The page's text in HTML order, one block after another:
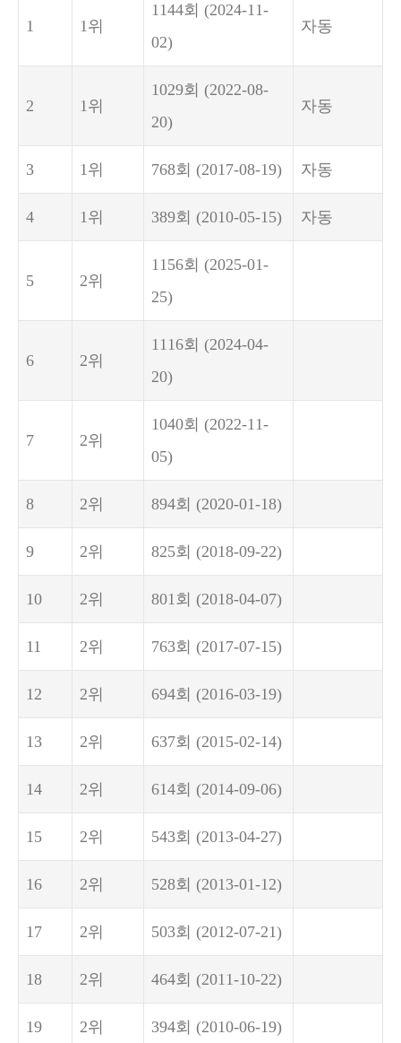
1 1위
1144회 (2024-11-
02)
자동
2 1위
1029회 (2022-08-
20)
자동
3 1위 768회 (2017-08-19) 자동
4 1위 389회 (2010-05-15) 자동
5 2위
1156회 (2025-01-
25)
6 2위
1116회 (2024-04-
20)
7 2위
1040회 (2022-11-
05)
8 2위 894회 (2020-01-18)
9 2위 825회 (2018-09-22)
10 2위 801회 (2018-04-07)
11 2위 763회 (2017-07-15)
12 2위 694회 (2016-03-19)
13 2위 637회 (2015-02-14)
14 2위 614회 (2014-09-06)
15 2위 543회 (2013-04-27)
16 2위 528회 (2013-01-12)
17 2위 503회 (2012-07-21)
18 2위 464회 (2011-10-22)
19 2위 394회 (2010-06-19)